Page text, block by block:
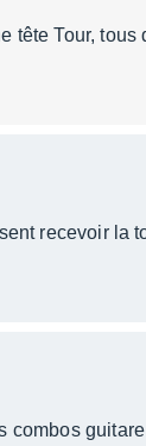
tête Tour, tous
recevoir la
combos